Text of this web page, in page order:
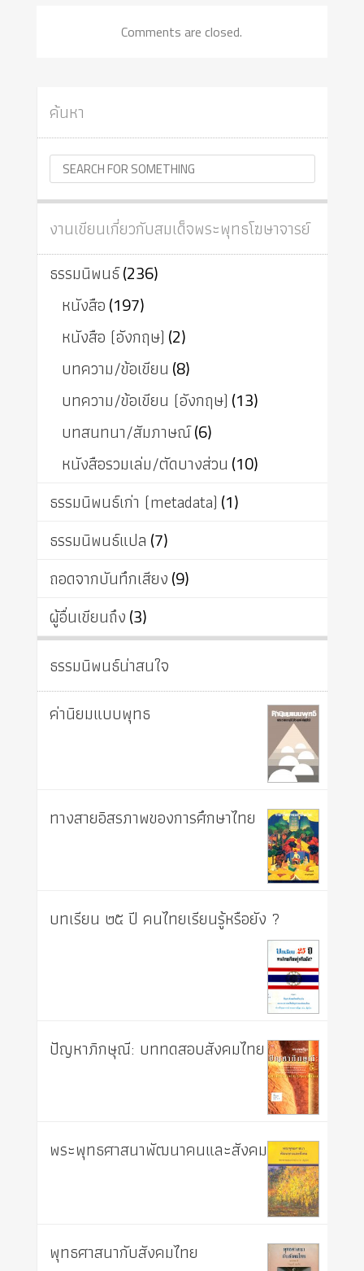
Comments are closed.
ค้นหา
งานเขียนเกี่ยวกับสมเด็จพระพุทธโฆษาจารย์
ธรรมนิพนธ์(236)
หนังสือ(197)
หนังสือ (อังกฤษ) (2)
บทความ/ข้อเขียน (8)
บทความ/ข้อเขียน (อังกฤษ) (13)
บทสนทนา/สัมภาษณ์(6)
หนังสือรวมเล่ม/ตัดบางส่วน (10)
ธรรมนิพนธ์เก่า (metadata) (1)
ธรรมนิพนธ์แปล (7)
ถอดจากบันทึกเสียง(9)
ผู้อื่นเขียนถึง(3)
ธรรมนิพนธ์น่าสนใจ
ค่านิยมแบบพุทธ
ทางสายอิสรภาพของการศึกษาไทย
บทเรียน ๒๕ ปี คนไทยเรียนรู้หรือยัง ?
ปัญหาภิกษุณี: บททดสอบสังคมไทย
พระพุทธศาสนาพัฒนาคนและสังคม
พุทธศาสนากับสังคมไทย